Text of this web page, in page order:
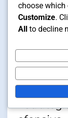
14 min read
1-3-2
choose
Customize.
All to decline